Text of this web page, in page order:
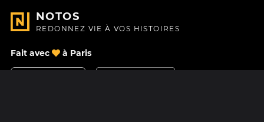
NOTOS
REDONNEZ VIE À VOS HISTOIRES
Fait avec à Paris